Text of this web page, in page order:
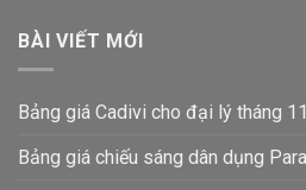
BÀI VIẾT MỚI
Bảng giá Cadivi cho đại lý tháng
Bảng giá chiếu sáng dân dụng